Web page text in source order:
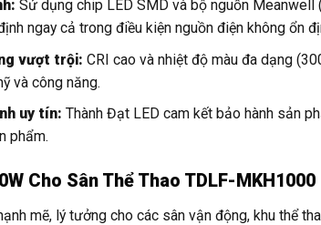
Sử dụng chip LED SMD và bộ nguồn
ngay cả trong điều kiện nguồn điện không ổn
vượt trội: CRI cao và nhiệt độ màu đa dạng
và công năng.
uy tín: Thành Đạt LED cam kết bảo hành sản
phẩm.
Cho Sân Thể Thao TDLF-MKH1000
mẽ, lý tưởng cho các sân vận động, khu thể